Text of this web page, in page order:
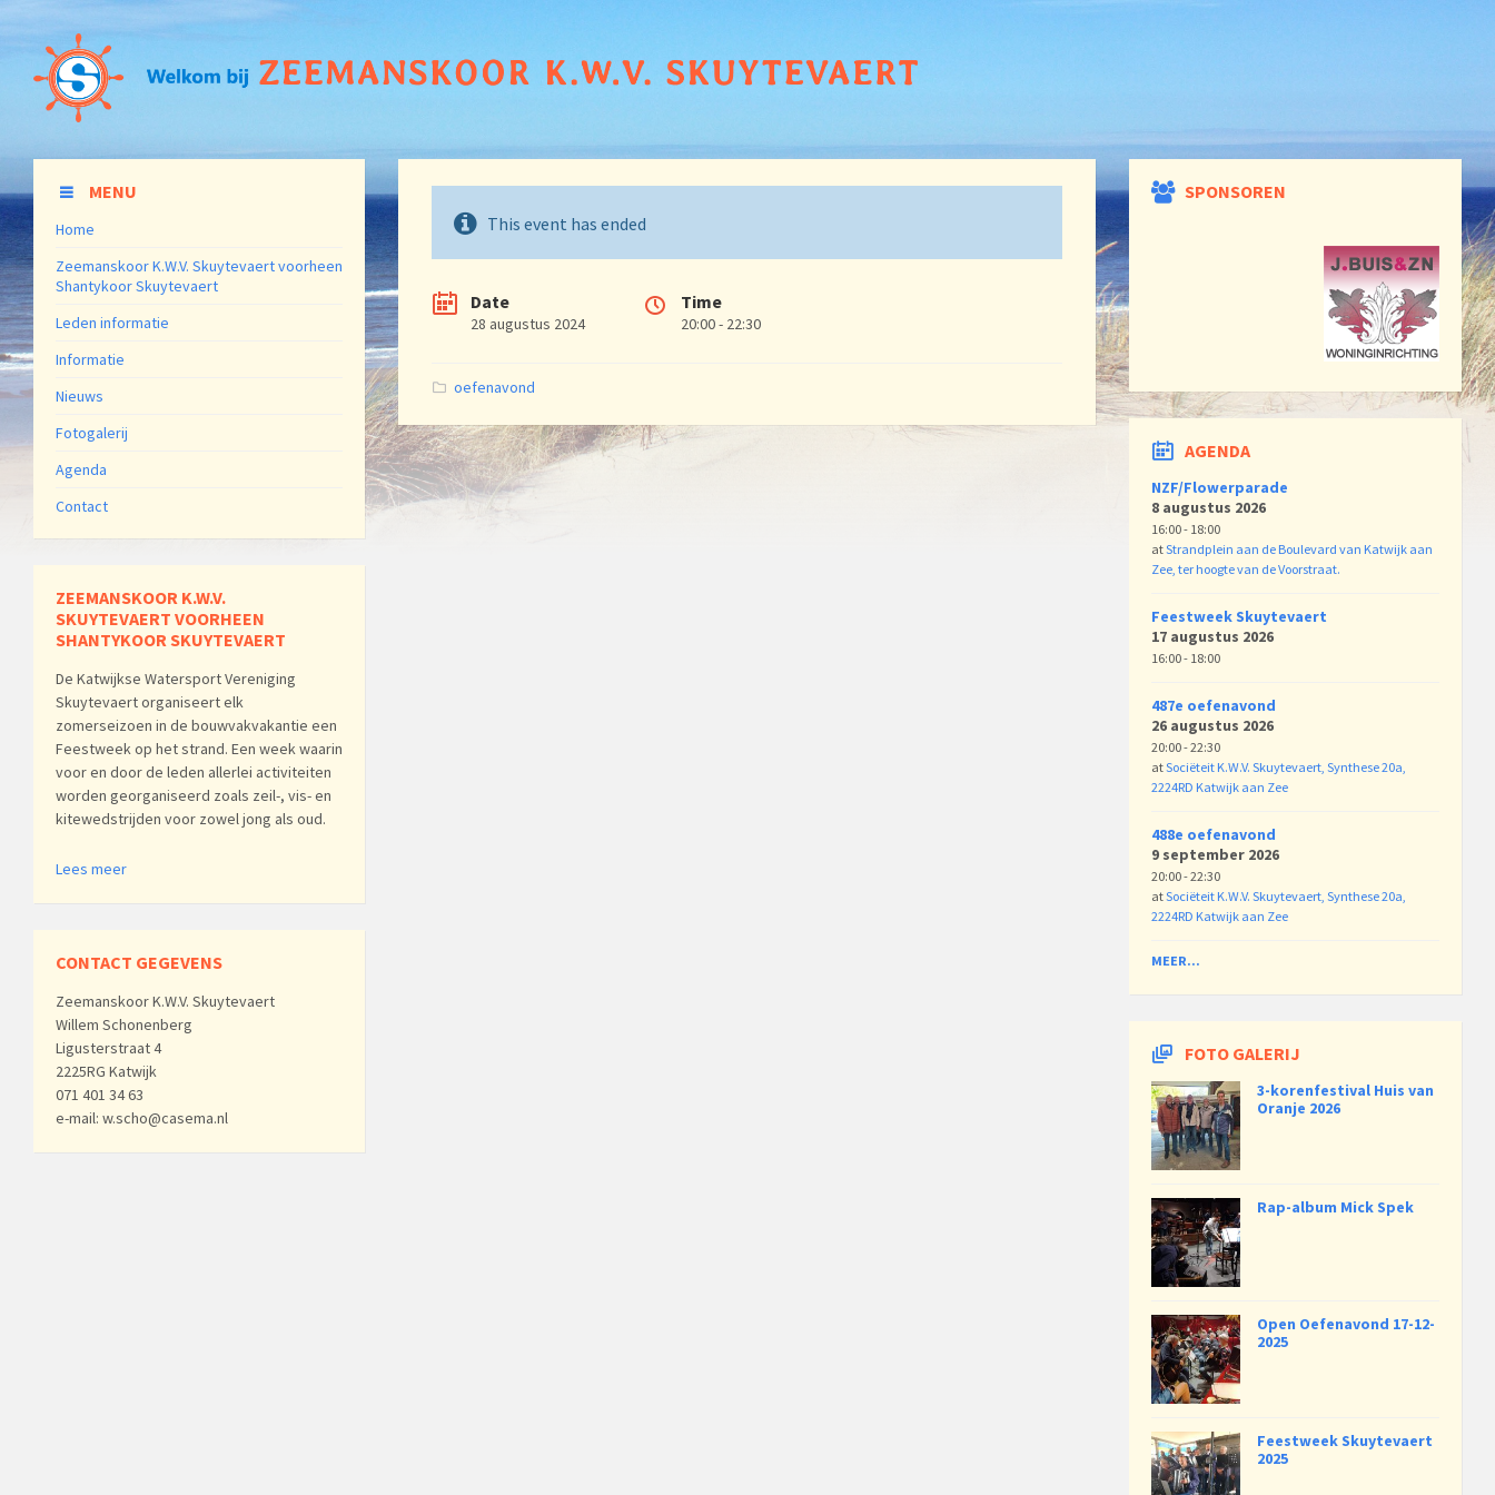
This event has ended
Date
28 augustus 2024
Time
20:00 - 22:30
Categories:
oefenavond
MENU
Home
Zeemanskoor K.W.V. Skuytevaert voorheen
Shantykoor Skuytevaert
Leden informatie
Informatie
Nieuws
Fotogalerij
Agenda
Contact
ZEEMANSKOOR K.W.V.
SKUYTEVAERT VOORHEEN
SHANTYKOOR SKUYTEVAERT
De Katwijkse Watersport Vereniging
Skuytevaert organiseert elk
zomerseizoen in de bouwvakvakantie een
Feestweek op het strand. Een week waarin
voor en door de leden allerlei activiteiten
worden georganiseerd zoals zeil-, vis- en
kitewedstrijden voor zowel jong als oud.
Lees meer
CONTACT GEGEVENS
Zeemanskoor K.W.V. Skuytevaert
Willem Schonenberg
Ligusterstraat 4
2225RG Katwijk
071 401 34 63
e-mail: w.scho@casema.nl
SPONSOREN
AGENDA
NZF/Flowerparade
8 augustus 2026
16:00 - 18:00
atStrandplein aan de Boulevard van Katwijk aan
Zee, ter hoogte van de Voorstraat.
Feestweek Skuytevaert
17 augustus 2026
16:00 - 18:00
487e oefenavond
26 augustus 2026
20:00 - 22:30
atSociëteit K.W.V. Skuytevaert, Synthese 20a,
2224RD Katwijk aan Zee
488e oefenavond
9 september 2026
20:00 - 22:30
atSociëteit K.W.V. Skuytevaert, Synthese 20a,
2224RD Katwijk aan Zee
MEER...
FOTO GALERIJ
3-korenfestival Huis van
Oranje 2026
Rap-album Mick Spek
Open Oefenavond 17-12-
2025
Feestweek Skuytevaert
2025